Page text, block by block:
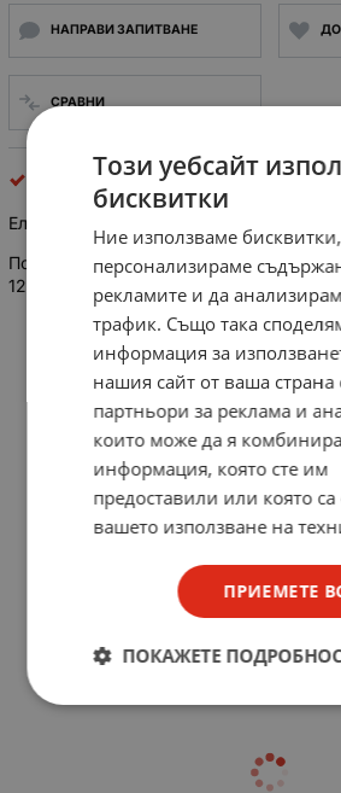
НАПРАВИ ЗАПИТВАНЕ
СРАВНИ
Електронно реле D2W102F - SSR, 2A,
Полупроводниково солид стейт реле
120VAC, с управление 28VDC
Този уебсайт
бисквитки
Ние използваме
персонализираме
рекламите и да
трафик. Също така
информация за
нашия сайт от ваша
партньори за реклама и
които може да я
информация, която сте им
предоставили или която
вашето използване на
ПРИЕМЕТЕ
ПОКАЖЕТЕ